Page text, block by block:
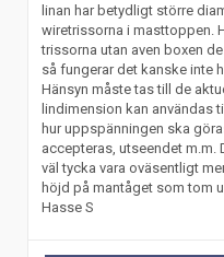
linan har betydligt större
wiretrissorna i masttoppen.
trissorna utan aven boxen
så fungerar det kanske inte
Hänsyn måste tas till de
lindimension kan användas
hur uppspänningen ska
accepteras, utseendet m.m.
väl tycka vara oväsentligt
höjd på mantåget som tom
Hasse S